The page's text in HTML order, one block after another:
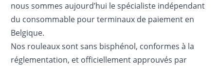
nous sommes aujourd’hui le spécialiste indépendant
du consommable pour terminaux de paiement en
Belgique.
Nos rouleaux sont sans bisphénol, conformes à la
réglementation, et officiellement approuvés par